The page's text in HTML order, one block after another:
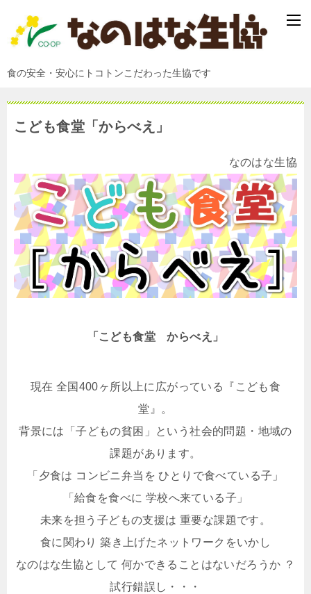
食の安全・安心にトコトンこだわった生協です
こども食堂「からべえ」
なのはな生協
「こども食堂 からべえ」
現在 全国400ヶ所以上に広がっている『こども食
堂』。
背景には「子どもの貧困」という社会的問題・地域の
課題があります。
「夕食は コンビニ弁当を ひとりで食べている子」
「給食を食べに 学校へ来ている子」
未来を担う子どもの支援は 重要な課題です。
食に関わり 築き上げたネットワークをいかし
なのはな生協として 何かできることはないだろうか ？
試行錯誤し・・・